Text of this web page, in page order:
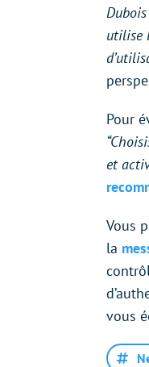
utilise
Pour
et
Vous
la
vous